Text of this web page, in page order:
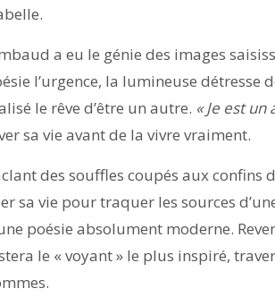
a eu le génie des images
l’urgence, la lumineuse détresse
le rêve d’être un autre. « Je est un
sa vie avant de la vivre vraiment.
des souffles coupés aux confins
sa vie pour traquer les sources
poésie absolument moderne.
le « voyant » le plus inspiré,